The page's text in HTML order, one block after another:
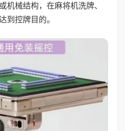
机械结构，在麻将机洗牌、
到控牌目的。